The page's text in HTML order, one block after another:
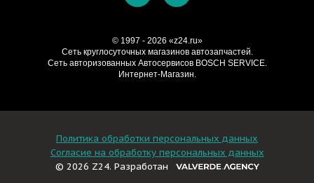
© 1997 - 2026 «z24.ru»
Cеть круглосуточных магазинов автозапчастей.
Сеть авторизованных Автосервисов BOSCH SERVICE.
Интернет-Магазин.
Политика обработки персональных данных
Согласие на обработку персональных данных
© 2026 Z24. Разработан